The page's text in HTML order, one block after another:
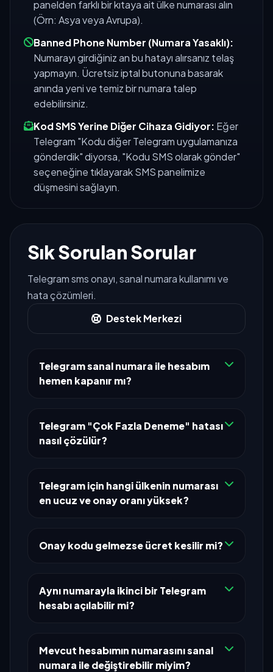
panelden farklı bir kıtaya ait ülke numarası alın
(Örn: Asya veya Avrupa).
Banned Phone Number (Numara Yasaklı):
Numarayı girdiğiniz an bu hatayı alırsanız telaş
yapmayın. Ücretsiz iptal butonuna basarak
anında yeni ve temiz bir numara talep
edebilirsiniz.
Kod SMS Yerine Diğer Cihaza Gidiyor: Eğer
Telegram "Kodu diğer Telegram uygulamanıza
gönderdik" diyorsa, "Kodu SMS olarak gönder"
seçeneğine tıklayarak SMS panelimize
düşmesini sağlayın.
Sık Sorulan Sorular
Telegram sms onayı, sanal numara kullanımı ve
hata çözümleri.
Destek Merkezi
Telegram sanal numara ile hesabım
hemen kapanır mı?
Telegram "Çok Fazla Deneme" hatası
nasıl çözülür?
Telegram için hangi ülkenin numarası
en ucuz ve onay oranı yüksek?
Onay kodu gelmezse ücret kesilir mi?
Aynı numarayla ikinci bir Telegram
hesabı açılabilir mi?
Mevcut hesabımın numarasını sanal
numara ile değiştirebilir miyim?